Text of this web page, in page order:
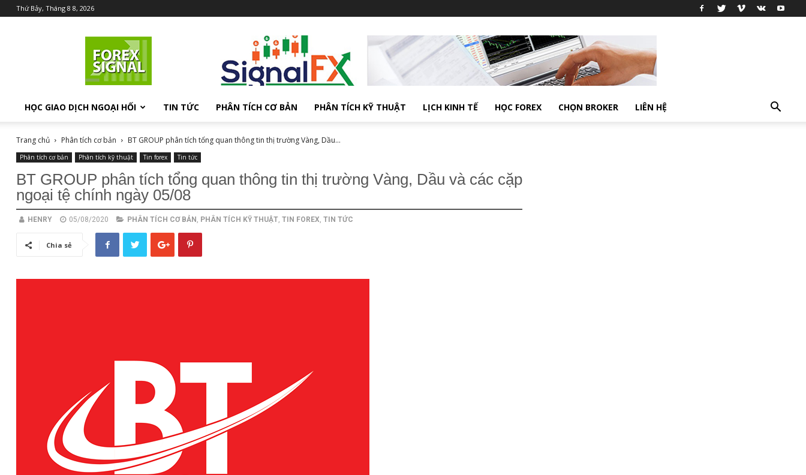
Thứ Bảy, Tháng 8 8, 2026
HỌC GIAO DỊCH NGOẠI HỐI
TIN TỨC PHÂN TÍCH CƠ BẢN PHÂN TÍCH KỸ THUẬT LỊCH KINH TẾ HỌC FOREX CHỌN BROKER LIÊN HỆ
Trang chủ Phân tích cơ bản BT GROUP phân tích tổng quan thông tin thị trường Vàng, Dầu...
Phân tích cơ bản Phân tích kỹ thuật Tin forex Tin tức
BT GROUP phân tích tổng quan thông tin thị trường Vàng, Dầu và các cặp
ngoại tệ chính ngày 05/08
HENRY 05/08/2020 PHÂN TÍCH CƠ BẢN , PHÂN TÍCH KỸ THUẬT, TIN FOREX, TIN TỨC
Chia sẻ